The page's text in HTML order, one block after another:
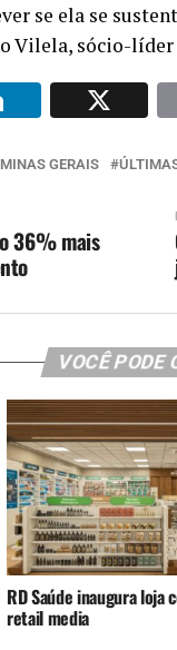
se ela se
Vilela, sócio-líder
MINAS GERAIS
36% mais
VOCÊ PODE
RD Saúde inaugura loja
retail media